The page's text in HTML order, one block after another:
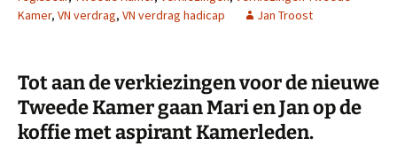
Kamer, VN verdrag, VN verdrag hadicap Jan Troost
Tot aan de verkiezingen voor de nieuwe
Tweede Kamer gaan Mari en Jan op de
koffie met aspirant Kamerleden.